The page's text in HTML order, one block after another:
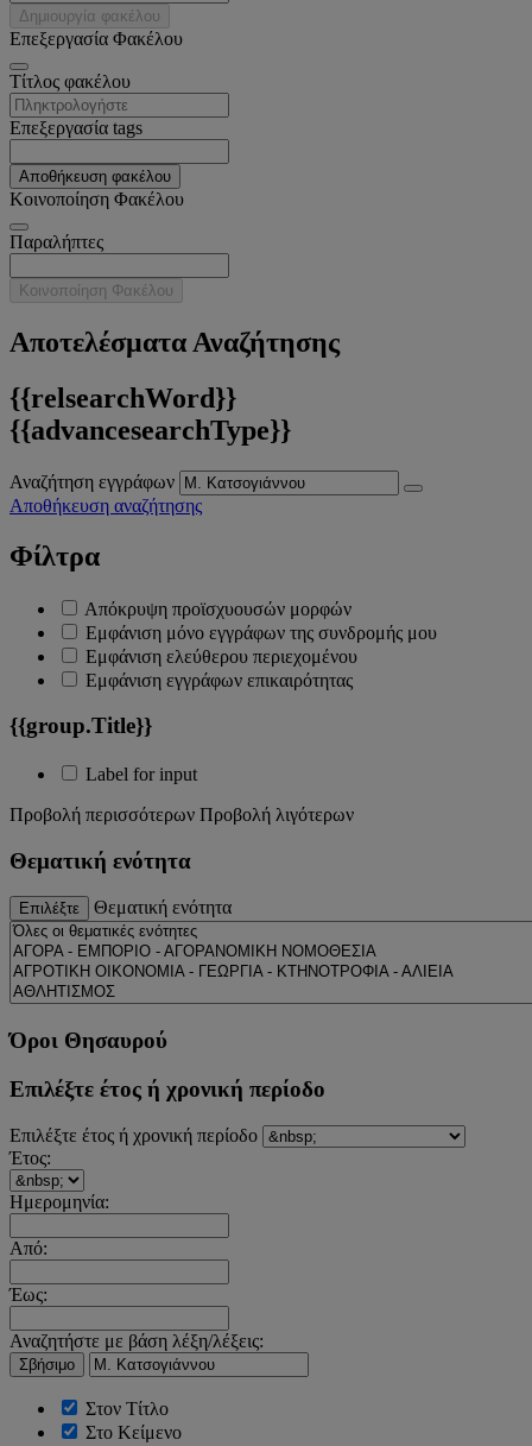
Δημιουργία φακέλου
Επεξεργασία Φακέλου
Tίτλος φακέλου
Επεξεργασία tags
Αποθήκευση φακέλου
Κοινοποίηση Φακέλου
Παραλήπτες
Κοινοποίηση Φακέλου
Αποτελέσματα Αναζήτησης
{{relsearchWord}}
{{advancesearchType}}
Αναζήτηση εγγράφων
Αποθήκευση αναζήτησης
Φίλτρα
Απόκρυψη προϊσχυουσών μορφών
Εμφάνιση μόνο εγγράφων της συνδρομής μου
Εμφάνιση ελεύθερου περιεχομένου
Εμφάνιση εγγράφων επικαιρότητας
{{group.Title}}
Label for input
Προβολή περισσότερων Προβολή λιγότερων
Θεματική ενότητα
Επιλέξτε Θεματική ενότητα
Όροι Θησαυρού
Επιλέξτε έτος ή χρονική περίοδο
Επιλέξτε έτος ή χρονική περίοδο
Έτος:
Ημερομηνία:
Από:
Έως:
Αναζητήστε με βάση λέξη/λέξεις:
Σβήσιμο
Στον Τίτλο
Στο Κείμενο